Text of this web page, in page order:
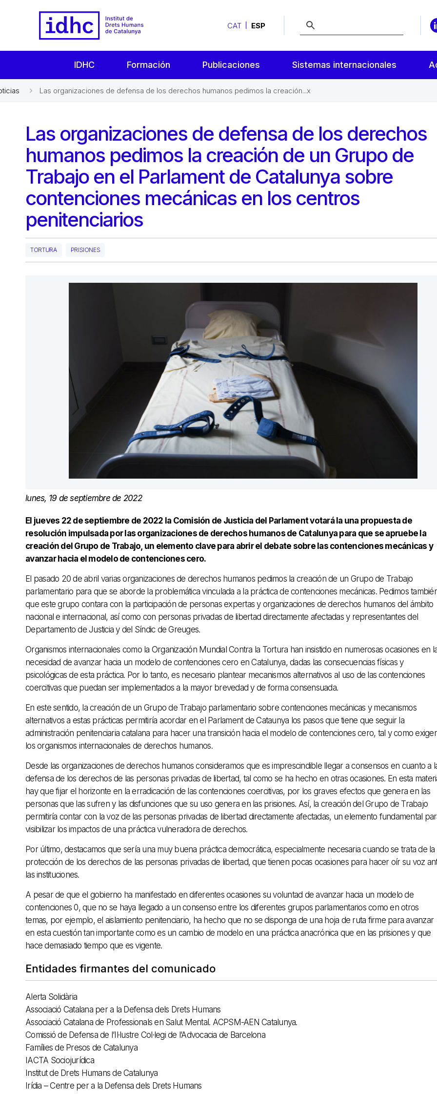
CAT ESP
IDHC Formación Publicaciones Sistemas internacionales
Las organizaciones de defensa de los derechos humanos pedimos la creación...x
Las organizaciones de defensa de los derechos
humanos pedimos la creación de un Grupo de
Trabajo en el Parlament de Catalunya sobre
contenciones mecánicas en los centros
penitenciarios
TORTURA PRISIONES
lunes, 19 de septiembre de 2022
El jueves 22 de septiembre de 2022 la Comisión de Justicia del Parlament votará la una propuesta de
resolución impulsada por las organizaciones de derechos humanos de Catalunya para que se apruebe la
creación del Grupo de Trabajo, un elemento clave para abrir el debate sobre las contenciones mecánicas y
avanzar hacia el modelo de contenciones cero.
El pasado 20 de abril varias organizaciones de derechos humanos pedimos la creación de un Grupo de Trabajo
parlamentario para que se aborde la problemática vinculada a la práctica de contenciones mecánicas. Pedimos
que este grupo contara con la participación de personas expertas y organizaciones de derechos humanos del ámbito
nacional e internacional, así como con personas privadas de libertad directamente afectadas y representantes del
Departamento de Justicia y del Síndic de Greuges.
Organismos internacionales como la Organización Mundial Contra la Tortura han insistido en numerosas ocasiones en
necesidad de avanzar hacia un modelo de contenciones cero en Catalunya, dadas las consecuencias físicas y
psicológicas de esta práctica. Por lo tanto, es necesario plantear mecanismos alternativos al uso de las contenciones
coercitivas que puedan ser implementados a la mayor brevedad y de forma consensuada.
En este sentido, la creación de un Grupo de Trabajo parlamentario sobre contenciones mecánicas y mecanismos
alternativos a estas prácticas permitiría acordar en el Parlament de Cataunya los pasos que tiene que seguir la
administración penitenciaria catalana para hacer una transición hacia el modelo de contenciones cero, tal y como
los organismos internacionales de derechos humanos.
Desde las organizaciones de derechos humanos consideramos que es imprescindible llegar a consensos en cuanto a
defensa de los derechos de las personas privadas de libertad, tal como se ha hecho en otras ocasiones. En esta
hay que fijar el horizonte en la erradicación de las contenciones coercitivas, por los graves efectos que genera en las
personas que las sufren y las disfunciones que su uso genera en las prisiones. Así, la creación del Grupo de Trabajo
permitiría contar con la voz de las personas privadas de libertad directamente afectadas, un elemento fundamental
visibilizar los impactos de una práctica vulneradora de derechos.
Por último, destacamos que sería una muy buena práctica democrática, especialmente necesaria cuando se trata de la
protección de los derechos de las personas privadas de libertad, que tienen pocas ocasiones para hacer oír su voz
las instituciones.
A pesar de que el gobierno ha manifestado en diferentes ocasiones su voluntad de avanzar hacia un modelo de
contenciones 0, que no se haya llegado a un consenso entre los diferentes grupos parlamentarios como en otros
temas, por ejemplo, el aislamiento penitenciario, ha hecho que no se disponga de una hoja de ruta firme para avanzar
en esta cuestión tan importante como es un cambio de modelo en una práctica anacrónica que en las prisiones y que
hace demasiado tiempo que es vigente.
Entidades firmantes del comunicado
Alerta Solidària
Associació Catalana per a la Defensa dels Drets Humans
Associació Catalana de Professionals en Salut Mental. ACPSM-AEN Catalunya.
Comissió de Defensa de l’Il·lustre Col·legi de l’Advocacia de Barcelona
Famílies de Presos de Catalunya
IACTA Sociojurídica
Institut de Drets Humans de Catalunya
Irídia – Centre per a la Defensa dels Drets Humans